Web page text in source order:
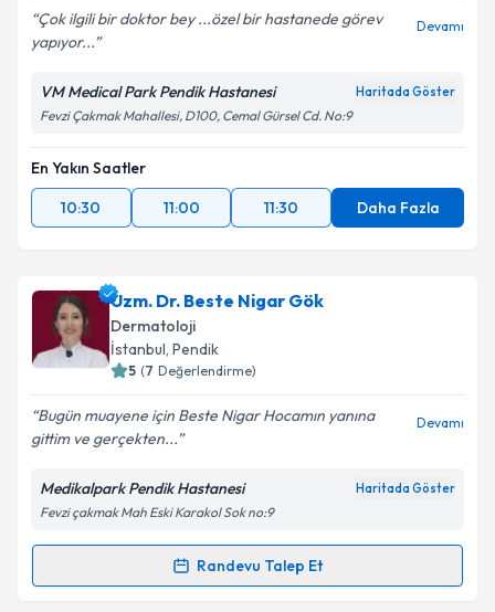
Çok ilgili bir doktor bey ...özel bir hastanede görev
yapıyor...
Devamı
VM Medical Park Pendik Hastanesi Haritada Göster
Fevzi Çakmak Mahallesi, D100, Cemal Gürsel Cd. No:9
En Yakın Saatler
10:30
11:00 11:30 Daha Fazla
Uzm. Dr. Beste Nigar Gök
Dermatoloji
İstanbul, Pendik
5 (7 Değerlendirme)
Bugün muayene için Beste Nigar Hocamın yanına
gittim ve gerçekten...
Devamı
Medikalpark Pendik Hastanesi Haritada Göster
Fevzi çakmak Mah Eski Karakol Sok no:9
Randevu Talep Et
Randevu Takvimi Talebi